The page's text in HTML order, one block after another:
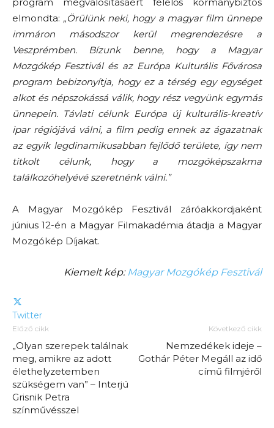
elmondta: „Örülünk neki, hogy a magyar film ünnepe
immáron másodszor kerül megrendezésre a
Veszprémben. Bízunk benne, hogy a Magyar
Mozgókép Fesztivál és az Európa Kulturális Fővárosa
program bebizonyítja, hogy ez a térség egy egységet
alkot és népszokássá válik, hogy rész vegyünk egymás
ünnepein. Távlati célunk Európa új kulturális-kreatív
ipar régiójává válni, a film pedig ennek az ágazatnak
az egyik legdinamikusabban fejlődő területe, így nem
titkolt célunk, hogy a mozgóképszakma
találkozóhelyévé szeretnénk válni.”
A Magyar Mozgókép Fesztivál záróakkordjaként
június 12-én a Magyar Filmakadémia átadja a Magyar
Mozgókép Díjakat.
Kiemelt kép: Magyar Mozgókép Fesztivál
Twitter
Előző cikk
„Olyan szerepek találnak
meg, amikre az adott
élethelyzetemben
szükségem van” – Interjú
Grisnik Petra
színművésszel
Következő cikk
Nemzedékek ideje –
Gothár Péter Megáll az idő
című filmjéről